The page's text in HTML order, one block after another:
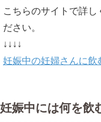
こちらのサイトで詳し
ださい。
↓↓↓↓
妊娠中の妊婦さんに飲
妊娠中には何を飲